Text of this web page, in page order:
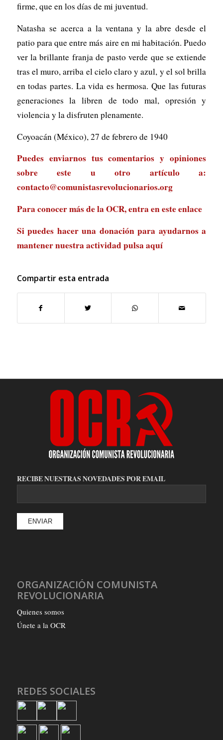
firme, que en los días de mi juventud.
Natasha se acerca a la ventana y la abre desde el
patio para que entre más aire en mi habitación. Puedo
ver la brillante franja de pasto verde que se extiende
tras el muro, arriba el cielo claro y azul, y el sol brilla
en todas partes. La vida es hermosa. Que las futuras
generaciones la libren de todo mal, opresión y
violencia y la disfruten plenamente.
Coyoacán (México), 27 de febrero de 1940
Puedes enviarnos tus comentarios y opiniones
sobre este u otro artículo a:
contacto@comunistasrevolucionarios.org
Para conocer más de la OCR, entra eneste enlace
Si puedes hacer una donación para ayudarnos a
mantener nuestra actividad pulsa aquí
Compartir esta entrada
RECIBE NUESTRAS NOVEDADES POR EMAIL
ORGANIZACIÓN COMUNISTA
REVOLUCIONARIA
Quienes somos
Únete a la OCR
REDES SOCIALES